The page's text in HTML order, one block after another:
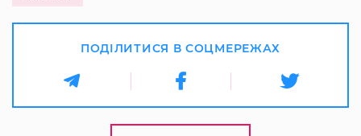
ПОДІЛИТИСЯ В СОЦМЕРЕЖАХ